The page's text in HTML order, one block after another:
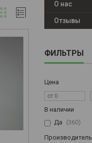
О нас
Отзывы
ФИЛЬТРЫ
Цена
В наличии
Да
360
Производитель